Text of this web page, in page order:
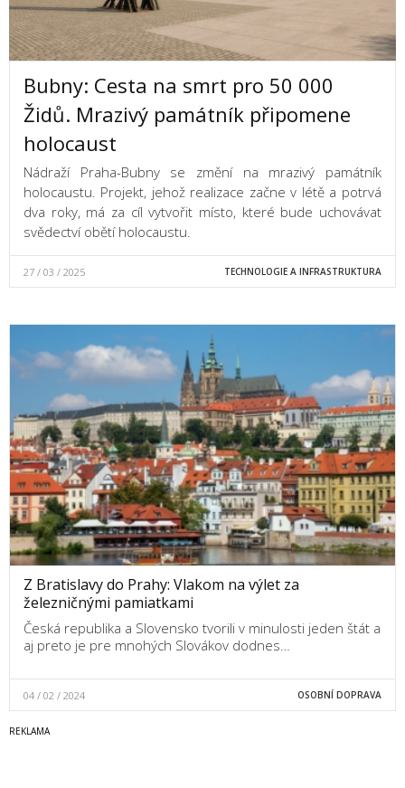
Bubny: Cesta na smrt pro 50 000
Židů. Mrazivý památník připomene
holocaust
Nádraží Praha-Bubny se změní na mrazivý památník
holocaustu. Projekt, jehož realizace začne v létě a potrvá
dva roky, má za cíl vytvořit místo, které bude uchovávat
svědectví obětí holocaustu.
27 / 03 / 2025 TECHNOLOGIE A INFRASTRUKTURA
Z Bratislavy do Prahy: Vlakom na výlet za
železničnými pamiatkami
Česká republika a Slovensko tvorili v minulosti jeden štát a
aj preto je pre mnohých Slovákov dodnes…
04 / 02 / 2024 OSOBNÍ DOPRAVA